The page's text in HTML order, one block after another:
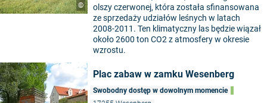
©
olszy czerwonej, która została sfinansowana
ze sprzedaży udziałów leśnych w latach
2008-2011. Ten klimatyczny las będzie wiązał
około 2600 ton CO2 z atmosfery w okresie
wzrostu.
Plac zabaw w zamku Wesenberg
Swobodny dostęp w dowolnym momencie